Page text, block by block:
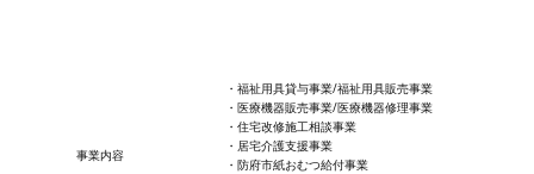
事業内容
・福祉用具貸与事業/福祉用具販売事業
・医療機器販売事業/医療機器修理事業
・住宅改修施工相談事業
・居宅介護支援事業
・防府市紙おむつ給付事業